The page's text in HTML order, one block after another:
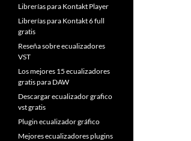
Librerías para Kontakt Player
Librerías para Kontakt 6 full
gratis
Reseña sobre ecualizadores
VST
Los mejores 15 ecualizadores
gratis para DAW
Descargar ecualizador grafico
vst gratis
Plugin ecualizador gráfico
Mejores ecualizadores plugins